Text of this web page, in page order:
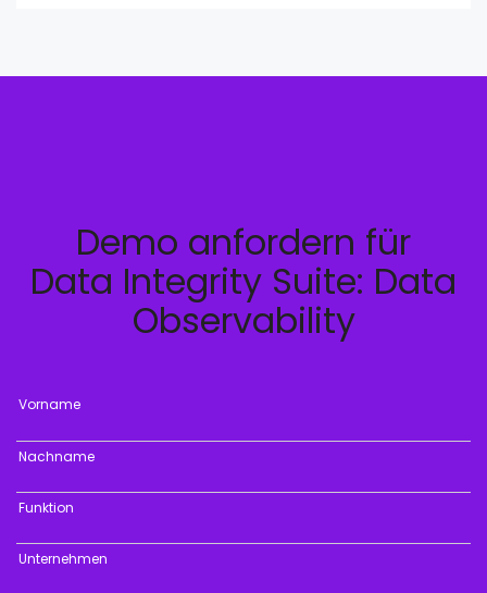
Demo anfordern für
Data Integrity Suite: Data
Observability
Vorname
Nachname
Funktion
Unternehmen